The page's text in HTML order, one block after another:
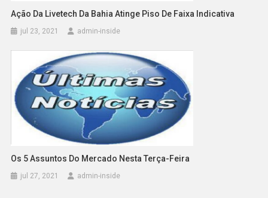
Ação Da Livetech Da Bahia Atinge Piso De Faixa Indicativa
jul 23, 2021 admin-inside
Os 5 Assuntos Do Mercado Nesta Terça-Feira
jul 27, 2021 admin-inside